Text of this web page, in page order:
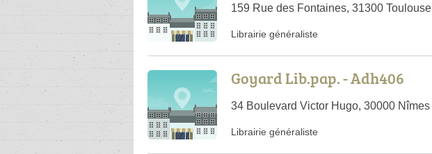
159 Rue des Fontaines, 31300 Toulouse
Librairie généraliste
Goyard Lib.pap. - Adh406
34 Boulevard Victor Hugo, 30000 Nîmes
Librairie généraliste